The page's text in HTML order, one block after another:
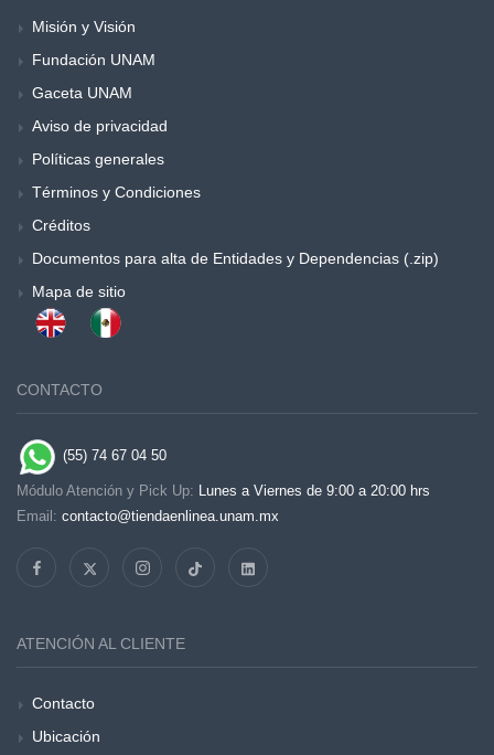
Misión y Visión
Fundación UNAM
Gaceta UNAM
Aviso de privacidad
Políticas generales
Términos y Condiciones
Créditos
Documentos para alta de Entidades y Dependencias (.zip)
Mapa de sitio
CONTACTO
(55) 74 67 04 50
Módulo Atención y Pick Up: Lunes a Viernes de 9:00 a 20:00 hrs
Email: contacto@tiendaenlinea.unam.mx
ATENCIÓN AL CLIENTE
Contacto
Ubicación